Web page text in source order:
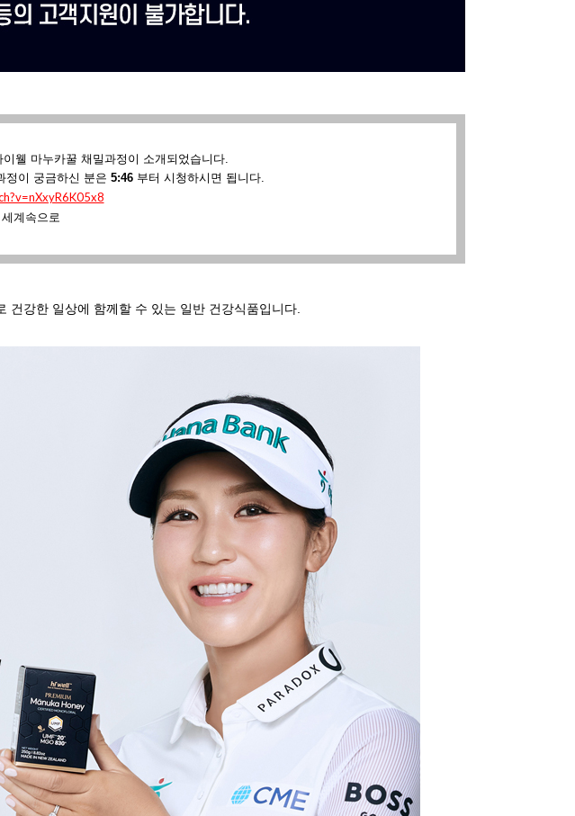
이웰 마누카꿀 채밀과정이 소개되었습니다.
정이 궁금하신 분은 5:46부터 시청하시면 됩니다.
계속으로
건강한 일상에 함께할 수 있는 일반 건강식품입니다.